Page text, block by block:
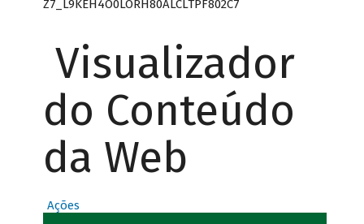
Z7_L9KEH4O0LORH80ALCLTPF802C7
Visualizador
do Conteúdo
da Web
Ações